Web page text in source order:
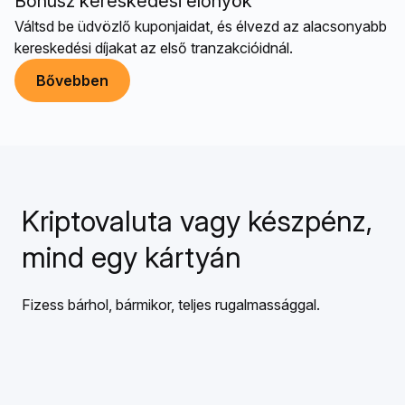
Váltsd be üdvözlő kuponjaidat, és élvezd az alacsonyabb
kereskedési díjakat az első tranzakcióidnál.
Bővebben
Kriptovaluta vagy készpénz,
mind egy kártyán
Fizess bárhol, bármikor, teljes rugalmassággal.